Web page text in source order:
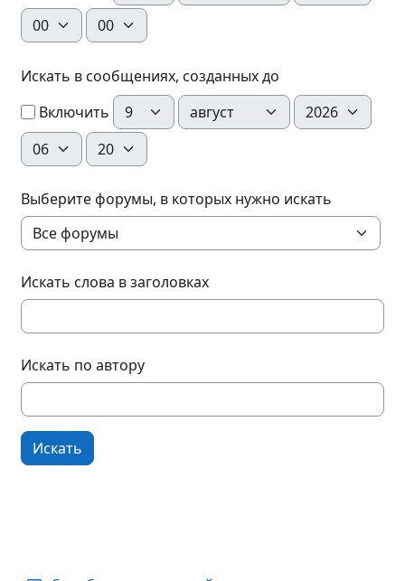
Час
Минута
Искать в сообщениях, созданных до
Включить День Месяц
Год
Час
Минута
Выберите форумы, в которых нужно искать
Искать слова в заголовках
Искать по автору
Искать